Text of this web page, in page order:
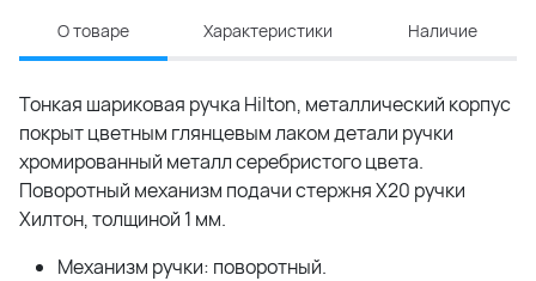
О товаре Характеристики Наличие
Тонкая шариковая ручка Hilton, металлический корпус
покрыт цветным глянцевым лаком детали ручки
хромированный металл серебристого цвета.
Поворотный механизм подачи стержняХ20 ручки
Хилтон, толщиной 1 мм.
Механизм ручки: поворотный.